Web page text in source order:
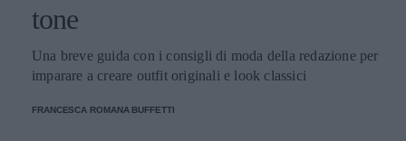
tone
Una breve guida con i consigli di moda della redazione per
imparare a creare outfit originali e look classici
FRANCESCA ROMANA BUFFETTI